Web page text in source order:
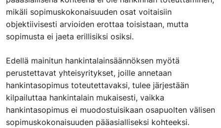
mikäli sopimuskokonaisuuden osat voitaisiin
objektiivisesti arvioiden erottaa toisistaan, mutta
sopimusta ei jaeta erillisiksi osiksi.
Edellä mainitun hankintalainsäännöksen myötä
perustettavat yhteisyritykset, joille annetaan
hankintasopimus toteutettavaksi, tulee järjestään
kilpailuttaa hankintalain mukaisesti, vaikka
hankintasopimus ei muodostuisikaan osapuolten välisen
sopimuskokonaisuuden pääasialliseksi kohteeksi.